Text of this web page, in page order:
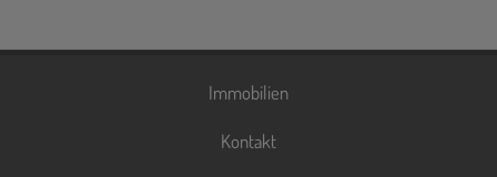
Immobilien
Kontakt